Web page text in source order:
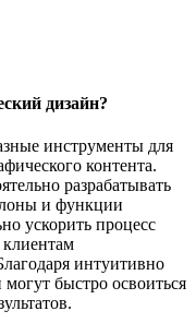
дизайн?
инструменты для
контента.
разрабатывать
и функции
ускорить процесс
клиентам
интуитивно
быстро освоиться